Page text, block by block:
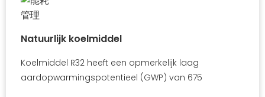
Natuurlijk koelmiddel
Koelmiddel R32 heeft een opmerkelijk laag
aardopwarmingspotentieel (GWP) van 675